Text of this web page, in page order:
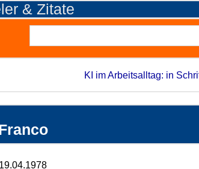
& Zitate
KI im Arbeitsalltag: in